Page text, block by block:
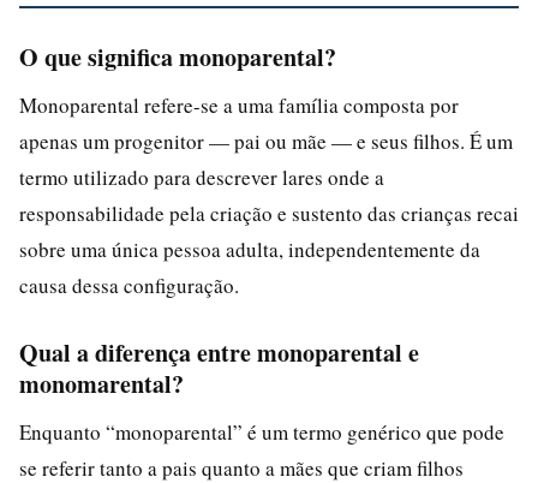
O que significa monoparental?
Monoparental refere-se a uma família composta por
apenas um progenitor — pai ou mãe — e seus filhos. É um
termo utilizado para descrever lares onde a
responsabilidade pela criação e sustento das crianças recai
sobre uma única pessoa adulta, independentemente da
causa dessa configuração.
Qual a diferença entre monoparental e
monomarental?
Enquanto “monoparental” é um termo genérico que pode
se referir tanto a pais quanto a mães que criam filhos